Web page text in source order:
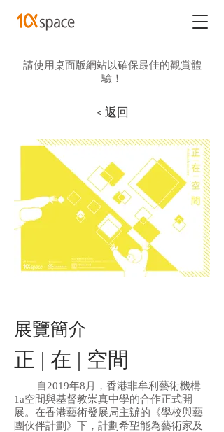
請使用桌面版網站以確保最佳的觀賞體
驗！
< 返回
展覽簡介
正 | 在 | 空間
自2019年8月，香港非牟利藝術機構
1a空間與基督教崇真中學的合作正式開
展。在香港藝術發展局主辦的《學校與藝
團伙伴計劃》下，計劃希望能為藝術家及